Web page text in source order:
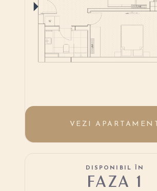
VEZI APARTAMENT
DISPONIBIL ÎN
FAZA 1